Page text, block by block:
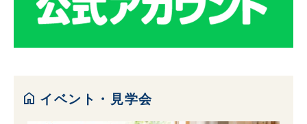
home イベント・見学会